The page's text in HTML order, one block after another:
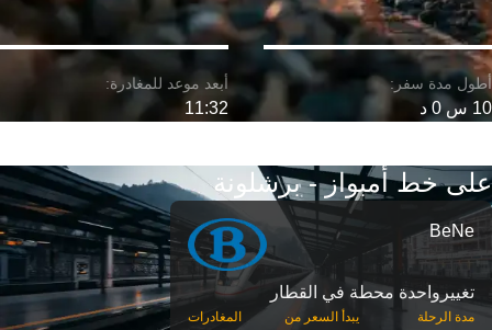
10 س 0 د 11:32
على خط أمبواز - برشلونة
BeNe
تغییرواحدة محطة في القطار
مدة الرحلة